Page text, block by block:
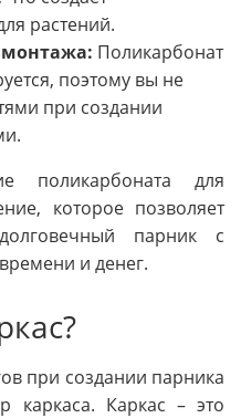
растений.
монтажа: Поликарбонат
поэтому вы не
при создании
поликарбоната для
которое позволяет
парник с
и денег.
при создании парника
каркаса. Каркас – это